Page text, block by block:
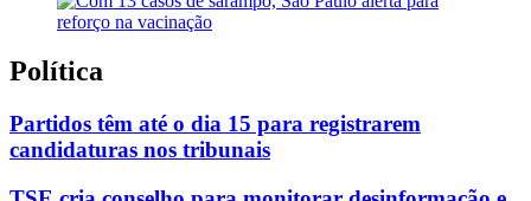
Política
Partidos têm até o dia 15 para registrarem
candidaturas nos tribunais